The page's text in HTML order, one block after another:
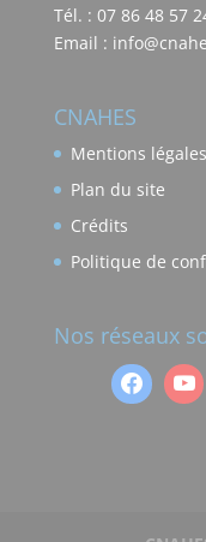
Tél. : 07 86 48 57
Email :
CNAHES
Mentions légales
Plan du site
Crédits
Politique de
Nos réseaux